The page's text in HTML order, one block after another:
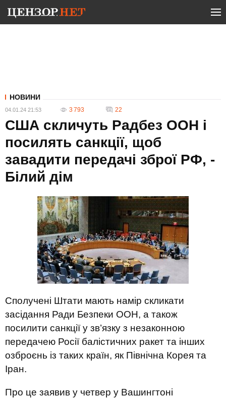
НОВИНИ
04.01.24 21:53 3 793 22
США скличуть Радбез ООН і
посилять санкції, щоб
завадити передачі зброї РФ, -
Білий дім
Сполучені Штати мають намір скликати
засідання Ради Безпеки ООН, а також
посилити санкції у зв’язку з незаконною
передачею Росії балістичних ракет та інших
озброєнь із таких країн, як Північна Корея та
Іран.
Про це заявив у четвер у Вашингтоні